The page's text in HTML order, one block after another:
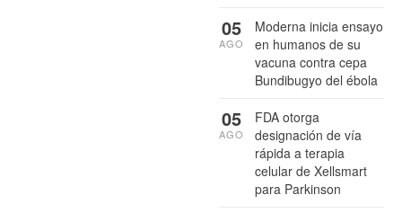
Moderna inicia ensayo
en humanos de su
vacuna contra cepa
Bundibugyo del ébola
05
AGO
FDA otorga
designación de vía
rápida a terapia
celular de Xellsmart
para Parkinson
05
AGO